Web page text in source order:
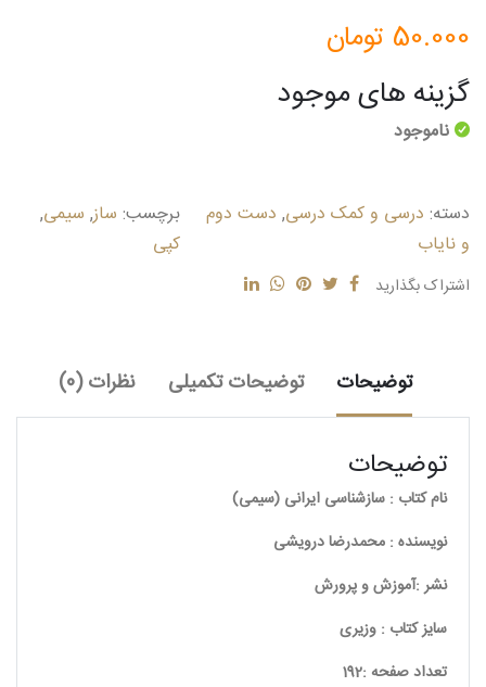
50.000 تومان
گزینه های موجود
ناموجود
دسته: درسی و کمک درسی, دست دوم
و نایاب
برچسب: ساز, سیمی,
کپی
اشتراک بگذارید
توضیحات توضیحات تکمیلی نظرات (0)
توضیحات
نام کتاب : سازشناسی ایرانی (سیمی)
نویسنده : محمدرضا درویشی
نشر :آموزش و پرورش
سایز کتاب : وزیری
تعداد صفحه :192